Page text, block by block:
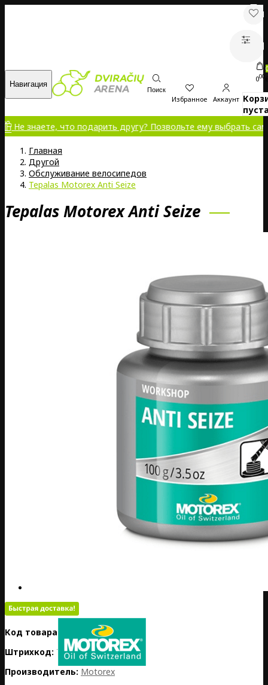
Навигация
Поиск
Избранное Аккаунт
0
000
что подарить другу? Позвольте ему выбрать самому!
Главная
Другой
Обслуживание велосипедов
Tepalas Motorex Anti Seize
Tepalas Motorex Anti Seize
Код товара:
PL01-MOT309919
Штрихкод: 7611197000433
Производитель: Motorex